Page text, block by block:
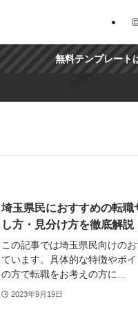
無料テンプレート
埼玉県民におすすめの転
し方・見分け方を徹底解説
この記事では埼玉県民向けの
ています。具体的な特徴やポ
の方で転職をお考えの方に...
2023年9月19日